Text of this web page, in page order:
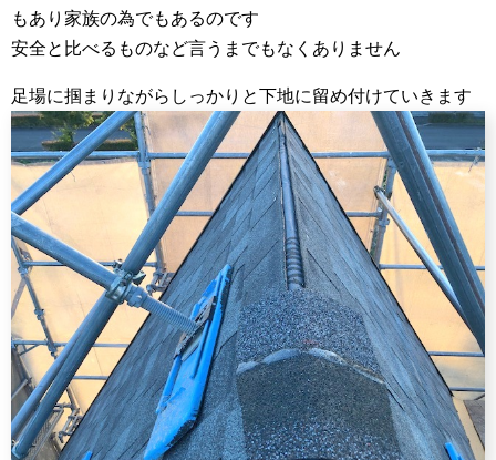
もあり家族の為でもあるのです
安全と比べるものなど言うまでもなくありません
足場に掴まりながらしっかりと下地に留め付けていきます